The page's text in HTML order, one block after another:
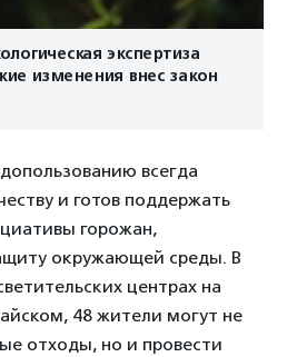
экспертиза
изменения внес закон
всегда
и готов поддержать
горожан,
окружающей среды. В
центрах на
48 жители могут не
отходы, но и провести